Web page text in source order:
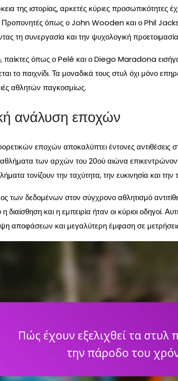
της ιστορίας, αρκετές κύριες προσωπικότητες
Προπονητές όπως ο John Wooden και ο Phil
τη συνεργασία και την ψυχολογική
παίκτες όπως ο Pelé και ο Diego Maradona
το παιχνίδι. Τα μοναδικά τους στυλ όχι μόνο
αθλητών παγκοσμίως.
ανάλυση εποχών
εποχών αποκαλύπτει έντονες αντιθέσεις
των αρχών του 20ού αιώνα
τονίζουν την ταχύτητα, την ευκινησία και την
των δεδομένων στον σύγχρονο αθλητισμό
διαίσθηση και η εμπειρία ήταν οι κύριοι οδηγοί.
αποφάσεων και μεγαλύτερη έμφαση σε